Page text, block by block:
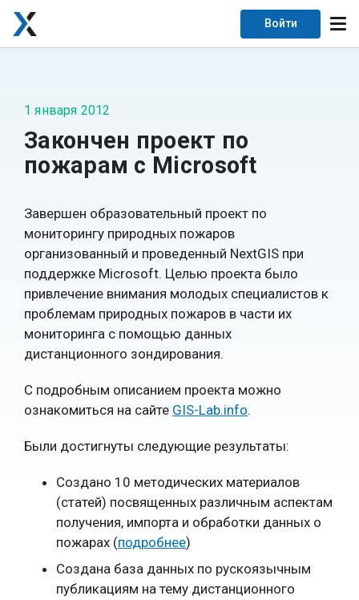
Войти
1 января 2012
Закончен проект по
пожарам с Microsoft
Завершен образовательный проект по
мониторингу природных пожаров
организованный и проведенный NextGIS при
поддержке Microsoft. Целью проекта было
привлечение внимания молодых специалистов к
проблемам природных пожаров в части их
мониторинга с помощью данных
дистанционного зондирования.
С подробным описанием проекта можно
ознакомиться на сайте GIS-Lab.info.
Были достигнуты следующие результаты:
Создано 10 методических материалов
(статей) посвященных различным аспектам
получения, импорта и обработки данных о
пожарах (подробнее)
Создана база данных по рускоязычным
публикациям на тему дистанционного